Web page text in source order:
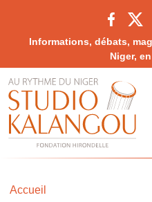
Informations, débats,
Niger,
Accueil